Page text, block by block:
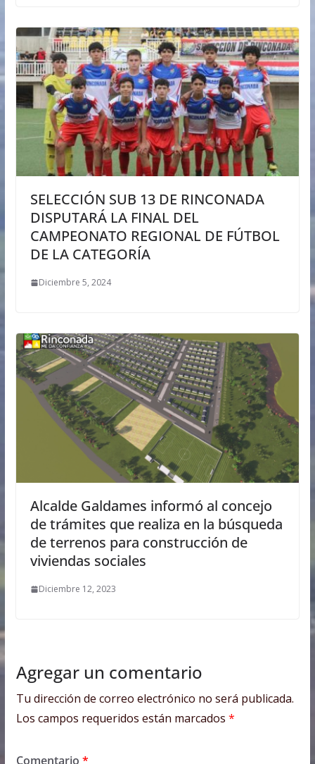
SELECCIÓN SUB 13 DE RINCONADA
DISPUTARÁ LA FINAL DEL
CAMPEONATO REGIONAL DE FÚTBOL
DE LA CATEGORÍA
Diciembre 5, 2024
Alcalde Galdames informó al concejo
de trámites que realiza en la búsqueda
de terrenos para construcción de
viviendas sociales
Diciembre 12, 2023
Agregar un comentario
Tu dirección de correo electrónico no será publicada.
Los campos requeridos están marcados *
Comentario *